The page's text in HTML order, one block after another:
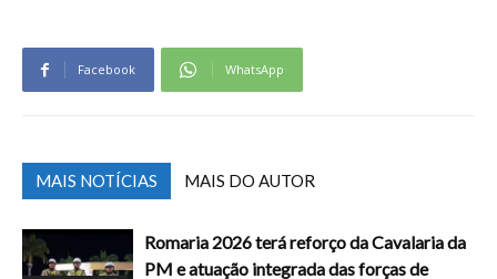
Facebook WhatsApp
MAIS NOTÍCIAS MAIS DO AUTOR
Romaria 2026 terá reforço da Cavalaria da
PM e atuação integrada das forças de